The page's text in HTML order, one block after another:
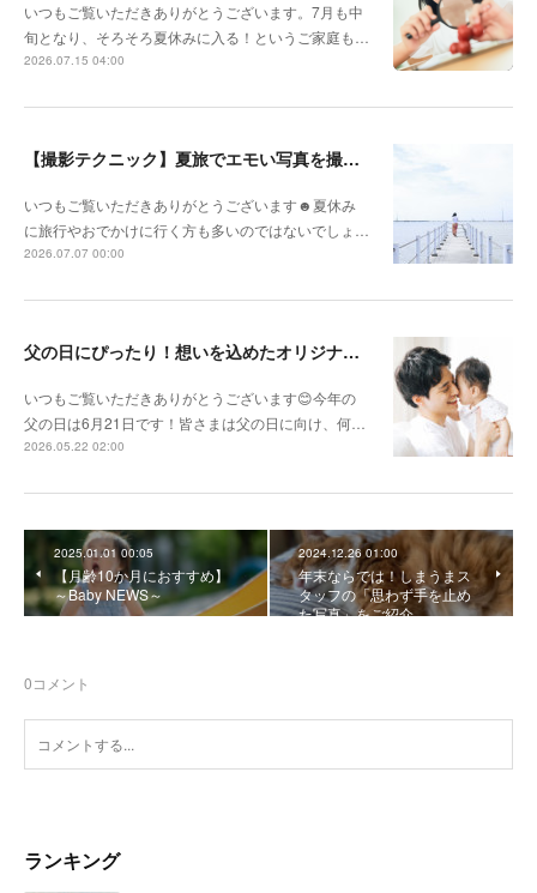
いつもご覧いただきありがとうございます。7月も中
旬となり、そろそろ夏休みに入る！というご家庭も…
2026.07.15 04:00
【撮影テクニック】夏旅でエモい写真を撮るポイント！
いつもご覧いただきありがとうございます☻夏休み
に旅行やおでかけに行く方も多いのではないでしょ…
2026.07.07 00:00
父の日にぴったり！想いを込めたオリジナルギフトを贈ろう🎁
いつもご覧いただきありがとうございます😊今年の
父の日は6月21日です！皆さまは父の日に向け、何…
2026.05.22 02:00
2025.01.01 00:05
【月齢10か月におすすめ】
～Baby NEWS～
2024.12.26 01:00
年末ならでは！しまうまス
タッフの「思わず手を止め
た写真」をご紹介
0コメント
ランキング